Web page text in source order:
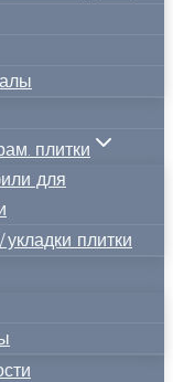
плитки
для
плитки